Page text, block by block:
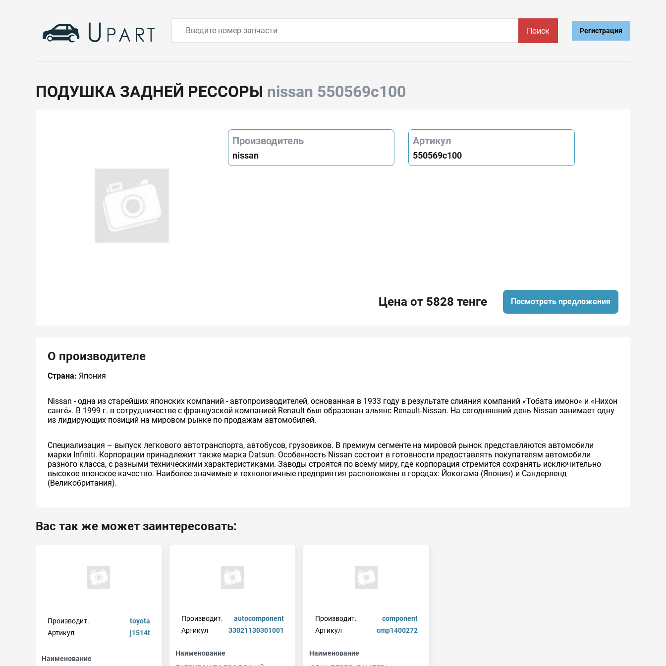
Поиск Регистрация
ПОДУШКА ЗАДНЕЙ РЕССОРЫ nissan 550569c100
Производитель
nissan
Артикул
550569c100
Цена от 5828 тенге Посмотреть предложения
О производителе
Страна: Япония
Nissan - одна из старейших японских компаний - автопроизводителей, основанная в 1933 году в результате слияния компаний «Тобата имоно» и «Нихон
сангё». В 1999 г. в сотрудничестве с французcкой компанией Renault был образован альянс Renault-Nissan. На сегодняшний день Nissan занимает одну
из лидирующих позиций на мировом рынке по продажам автомобилей.
Специализация – выпуск легкового автотранспорта, автобусов, грузовиков. В премиум сегменте на мировой рынок представляются автомобили
марки Infiniti. Корпорации принадлежит также марка Datsun. Особенность Nissan состоит в готовности предоставлять покупателям автомобили
разного класса, с разными техническими характеристиками. Заводы строятся по всему миру, где корпорация стремится сохранять исключительно
высокое японское качество. Наиболее значимые и технологичные предприятия расположены в городах: Йокогама (Япония) и Сандерленд
(Великобритания).
Вас так же может заинтересовать:
Производит.
toyota
Артикул
j1514t
Наименование
Производит.
autocomponent
Артикул
33021130301001
Наименование
Производит.
component
Артикул
cmp1400272
Наименование